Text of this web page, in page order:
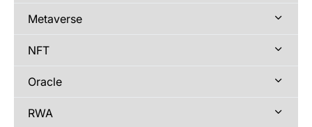
Metaverse
NFT
Oracle
RWA